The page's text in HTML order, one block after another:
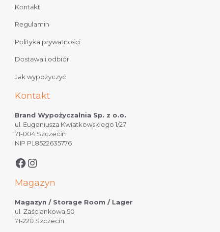
Kontakt
Regulamin
Polityka prywatności
Dostawa i odbiór
Jak wypożyczyć
Kontakt
Brand Wypożyczalnia Sp. z o.o.
ul. Eugeniusza Kwiatkowskiego 1/27
71-004 Szczecin
NIP PL8522635776
Magazyn
Magazyn / Storage Room / Lager
ul. Zaściankowa 50
71-220 Szczecin